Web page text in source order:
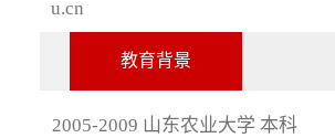
u.cn
教育背景
2005-2009 山东农业大学 本科